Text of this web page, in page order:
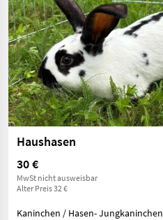
Haushasen
30 €
MwSt nicht ausweisbar
Alter Preis 32 €
Kaninchen / Hasen- Jungkaninchen